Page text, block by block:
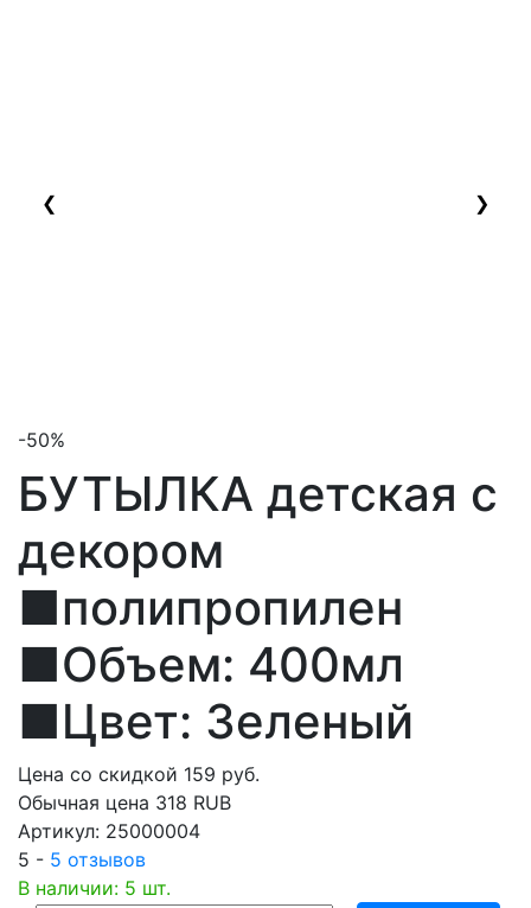
❮ ❯
-50%
БУТЫЛКА детская с
декором
■полипропилен
■Объем: 400мл
■Цвет: Зеленый
Цена со скидкой 159 руб.
Обычная цена 318 RUB
Артикул: 25000004
5 - 5 отзывов
В наличии: 5 шт.